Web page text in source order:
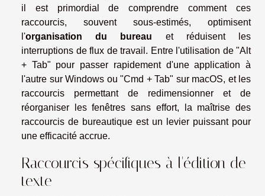
il est primordial de comprendre comment ces
raccourcis, souvent sous-estimés, optimisent
l'organisation du bureau et réduisent les
interruptions de flux de travail. Entre l'utilisation de "Alt
+ Tab" pour passer rapidement d'une application à
l'autre sur Windows ou "Cmd + Tab" sur macOS, et les
raccourcis permettant de redimensionner et de
réorganiser les fenêtres sans effort, la maîtrise des
raccourcis de bureautique est un levier puissant pour
une efficacité accrue.
Raccourcis spécifiques à l'édition de
texte